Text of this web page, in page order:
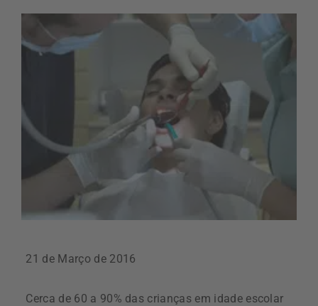
21 de Março de 2016
Cerca de 60 a 90% das crianças em idade escolar